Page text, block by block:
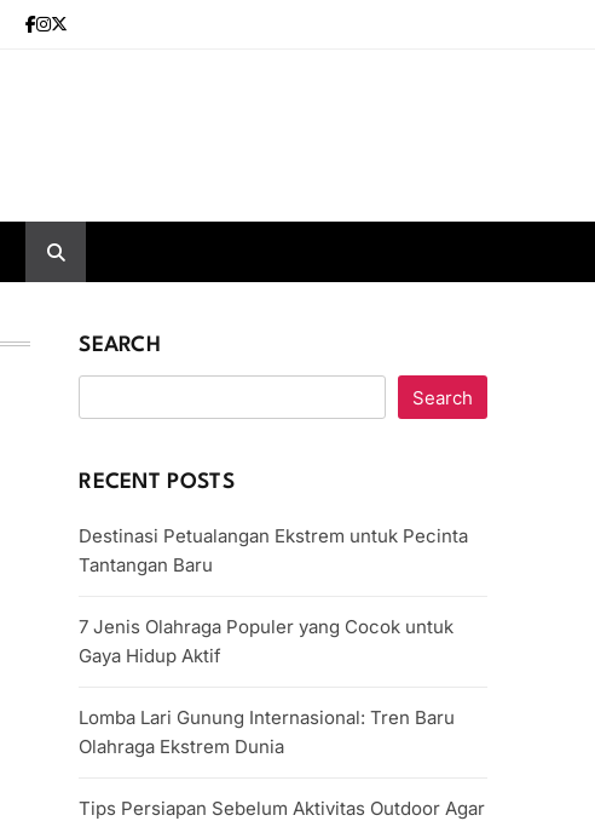
SEARCH
Search
RECENT POSTS
Destinasi Petualangan Ekstrem untuk Pecinta
Tantangan Baru
7 Jenis Olahraga Populer yang Cocok untuk
Gaya Hidup Aktif
Lomba Lari Gunung Internasional: Tren Baru
Olahraga Ekstrem Dunia
Tips Persiapan Sebelum Aktivitas Outdoor Agar